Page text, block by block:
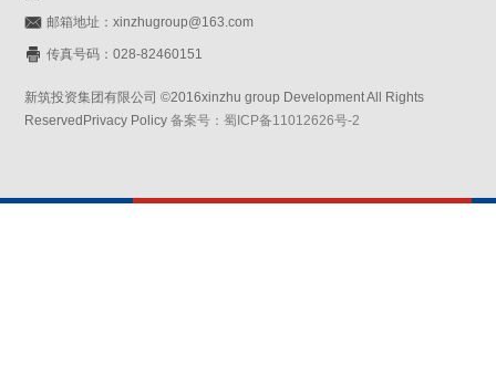
邮箱地址：xinzhugroup@163.com
传真号码：028-82460151
新筑投资集团有限公司 ©2016xinzhu group Development All Rights
ReservedPrivacy Policy备案号：蜀ICP备11012626号-2